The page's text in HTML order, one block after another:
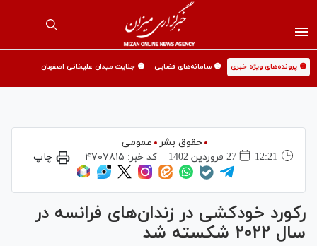
🟡 پرونده‌های ویژه خبری 🟡 سامانه‌های قضایی 🟡 جنایت میدان علیخانی اصفهان
حقوق بشر
عمومی
12:21
27 فروردين 1402 کد خبر: ۴۷۰۷۸۱۵ چاپ
رکورد خودکشی در زندان‌های فرانسه در
سال ۲۰۲۲ شکسته شد